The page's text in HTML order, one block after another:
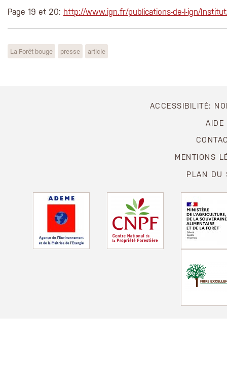
Page 19 et 20: http://www.ign.fr/publications-de-l-ign/
La Forêt bouge presse article
ACCESSIBILITÉ:
AIDE
MENTIONS
PLAN DU